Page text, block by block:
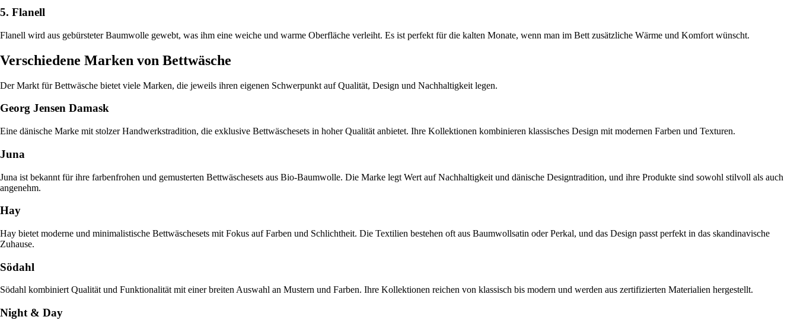
5. Flanell
Flanell wird aus gebürsteter Baumwolle gewebt, was ihm eine weiche und warme Oberfläche verleiht. Es ist perfekt für die kalten Monate, wenn man im Bett zusätzliche Wärme und Komfort wünscht.
Verschiedene Marken von Bettwäsche
Der Markt für Bettwäsche bietet viele Marken, die jeweils ihren eigenen Schwerpunkt auf Qualität, Design und Nachhaltigkeit legen.
Georg Jensen Damask
Eine dänische Marke mit stolzer Handwerkstradition, die exklusive Bettwäschesets in hoher Qualität anbietet. Ihre Kollektionen kombinieren klassisches Design mit modernen Farben und Texturen.
Juna
Juna ist bekannt für ihre farbenfrohen und gemusterten Bettwäschesets aus Bio-Baumwolle. Die Marke legt Wert auf Nachhaltigkeit und dänische Designtradition, und ihre Produkte sind sowohl stilvoll als auch
angenehm.
Hay
Hay bietet moderne und minimalistische Bettwäschesets mit Fokus auf Farben und Schlichtheit. Die Textilien bestehen oft aus Baumwollsatin oder Perkal, und das Design passt perfekt in das skandinavische
Zuhause.
Södahl
Södahl kombiniert Qualität und Funktionalität mit einer breiten Auswahl an Mustern und Farben. Ihre Kollektionen reichen von klassisch bis modern und werden aus zertifizierten Materialien hergestellt.
Night & Day